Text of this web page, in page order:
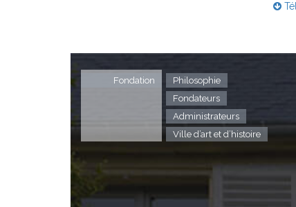
Fondation
Philosophie
Fondateurs
Administrateurs
Ville d’art et d’histoire